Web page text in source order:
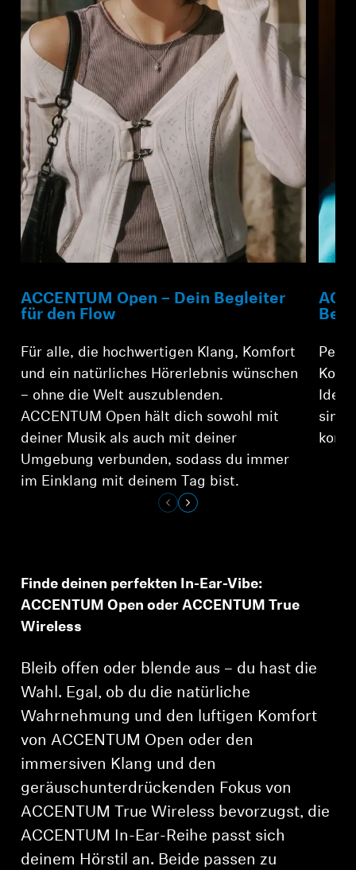
ACCENTUM Open – Dein Begleiter
für den Flow
Für alle, die hochwertigen Klang, Komfort
und ein natürliches Hörerlebnis wünschen
– ohne die Welt auszublenden.
ACCENTUM Open hält dich sowohl mit
deiner Musik als auch mit deiner
Umgebung verbunden, sodass du immer
im Einklang mit deinem Tag bist.
Ideal
sind
Finde deinen perfekten In-Ear-Vibe:
ACCENTUM Open oder ACCENTUM True
Wireless
Bleib offen oder blende aus – du hast die
Wahl. Egal, ob du die natürliche
Wahrnehmung und den luftigen Komfort
von ACCENTUM Open oder den
immersiven Klang und den
geräuschunterdrückenden Fokus von
ACCENTUM True Wireless bevorzugst, die
ACCENTUM In-Ear-Reihe passt sich
deinem Hörstil an. Beide passen zu
Melden Sie sich bei Ihrem Konto an, um Produkte zu
Ihrer Wunschliste hinzuzufügen und Ihre zuvor
gespeicherten Artikel anzuzeigen.
Login